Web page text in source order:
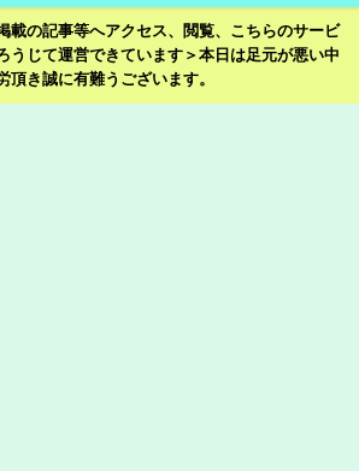
載の記事等へアクセス、閲覧、こちらのサービ
うじて運営できています＞本日は足元が悪い中
頂き誠に有難うございます。